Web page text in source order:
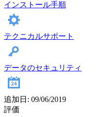
インストール手順
テクニカルサポート
データのセキュリティ
追加日: 09/06/2019
評価